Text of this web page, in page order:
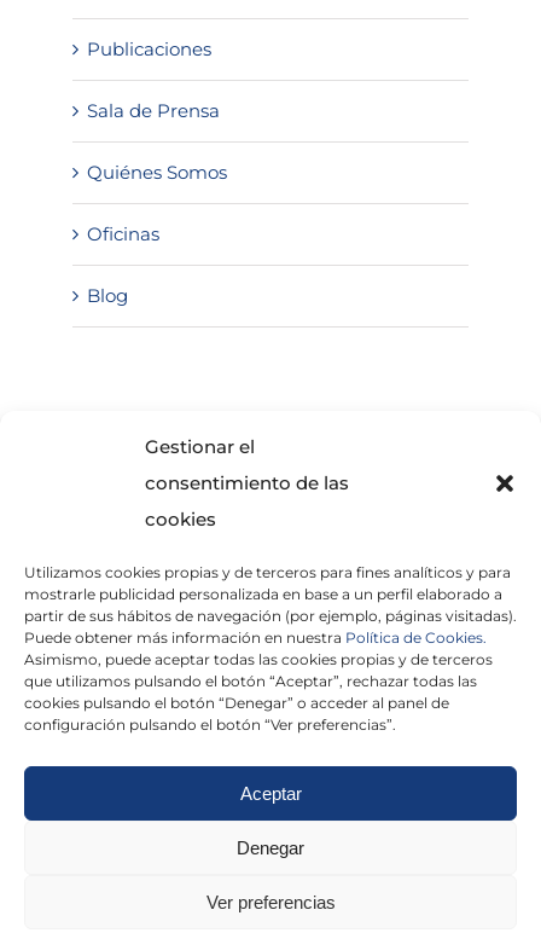
Gestionar el
consentimiento de las
cookies
Utilizamos cookies propias y de terceros para fines analíticos y para
mostrarle publicidad personalizada en base a un perfil elaborado a
partir de sus hábitos de navegación (por ejemplo, páginas visitadas).
Puede obtener más información en nuestra Política de Cookies.
Asimismo, puede aceptar todas las cookies propias y de terceros
que utilizamos pulsando el botón “Aceptar”, rechazar todas las
cookies pulsando el botón “Denegar” o acceder al panel de
configuración pulsando el botón “Ver preferencias”.
Aceptar
Denegar
Ver preferencias
Publicaciones
Sala de Prensa
Quiénes Somos
Oficinas
Blog
He leído y acepto laPolítica de Privacidad
Politica de cookies|Aviso Legal
Madrid|Tarragona